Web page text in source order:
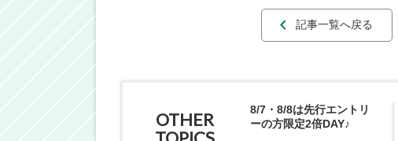
記事一覧へ戻る
OTHER
8/7・8/8は先行エントリ
ーの方限定2倍DAY♪